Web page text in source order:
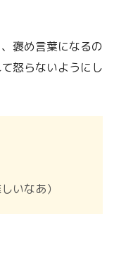
褒め言葉になるの
怒らないようにし
いなあ）